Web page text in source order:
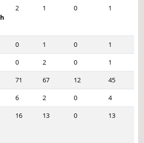
2 1 0 1
0 1 0
1
0 2 0
1
71 67 12
45
6 2 0
4
16 13 0 13